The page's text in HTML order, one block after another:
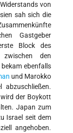
von
sah sich die
Gastgeber
Block des
den
ebenfalls
und Marokko
abzuschließen.
der Boykott
Japan zum
Israel seit dem
angehoben.